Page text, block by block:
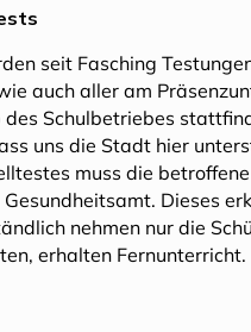
seit Fasching
auch aller am
Schulbetriebes
uns die Stadt hier
muss die
Dieses
nehmen nur die
erhalten